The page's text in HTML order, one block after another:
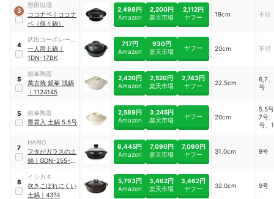
3
野田琺瑯
ココナベ ｜ ココナ
ベ（個々鍋）
2,498円
Amazon
2,200円
楽天市場
2,112円
ヤフー
19cm 不明
4
武田コーポレーシ
ョン
一人用土鍋 ｜
1DN-17BK
717円
Amazon
930円
楽天市場
ヤフー 20cm 不明
5
銀峯陶器
萬古焼 銀峯 浅鍋
｜ 1124145
2,420円
Amazon
2,520円
楽天市場
2,743円
ヤフー
22.5cm
6,7
号
5
銀峯陶器
墨貫入 土鍋 5.5号
2,589円
Amazon
3,245円
楽天市場
ヤフー 20cm
5.5
7号
号、
7
HARIO
フタがガラスの土
鍋 ｜ GDN-255-B-
6,445円
Amazon
7,090円
楽天市場
7,090円
ヤフー
31.0cm 9号
8
イシガキ
吹きこぼれにくい
土鍋 ｜ 4374
5,793円
Amazon
3,462円
楽天市場
3,462円
ヤフー
32.0cm 9号